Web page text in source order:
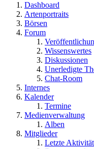
Dashboard
Artenportraits
Börsen
Forum
Wissenswertes
Diskussionen
Unerledigte
Chat-Room
Internes
Kalender
Termine
Medienverwaltung
Alben
Mitglieder
Letzte